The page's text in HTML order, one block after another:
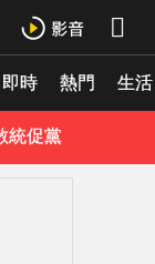
即時 熱門 生活
事！
統促黨